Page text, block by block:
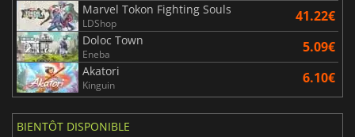
Marvel Tokon Fighting Souls
LDShop 41.22€
Doloc Town
Eneba 5.09€
Akatori
Kinguin 6.10€
BIENTÔT DISPONIBLE